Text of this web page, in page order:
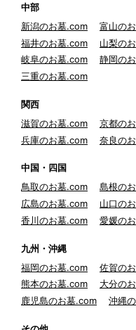
中部
新潟のお墓.com
富山の
福井のお墓.com
山梨の
岐阜のお墓.com
静岡の
三重のお墓.com
関西
滋賀のお墓.com
京都の
兵庫のお墓.com
奈良の
中国・四国
鳥取のお墓.com
島根の
広島のお墓.com
山口の
香川のお墓.com
愛媛の
九州・沖縄
福岡のお墓.com
佐賀の
熊本のお墓.com
大分の
鹿児島のお墓.com
沖縄